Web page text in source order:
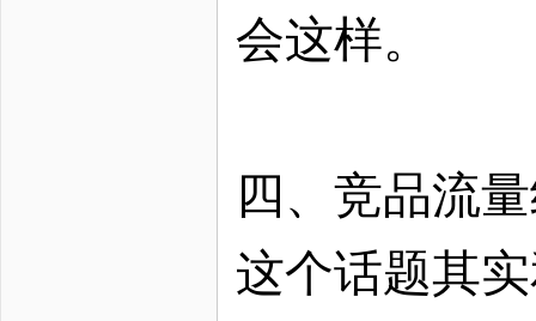
会这样。
四、竞品流
这个话题其